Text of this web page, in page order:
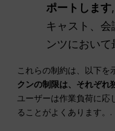
ポートします
キャスト、
ンツにおい
これらの制約は、以下を
クンの制限は、それぞれ
ユーザーは作業負荷に応
ることがよくあります。.